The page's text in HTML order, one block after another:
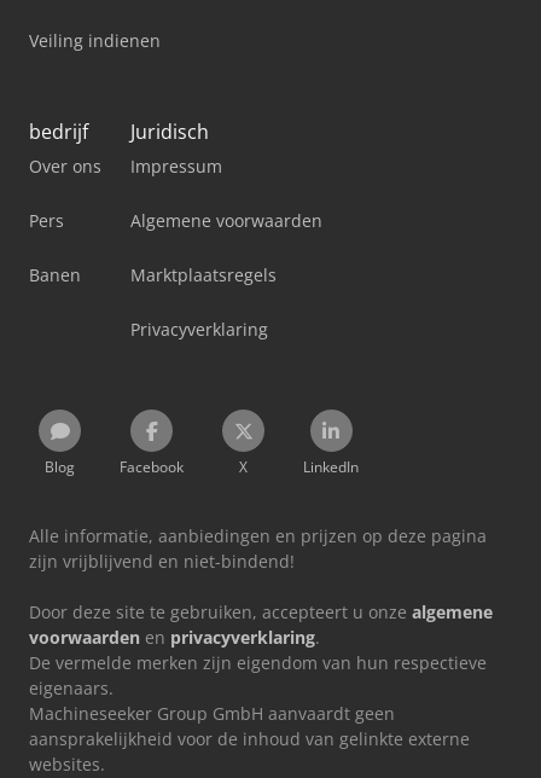
Veiling indienen
bedrijf
Over ons
Pers
Banen
Juridisch
Impressum
Algemene voorwaarden
Marktplaatsregels
Privacyverklaring
Blog Facebook X LinkedIn
Alle informatie, aanbiedingen en prijzen op deze pagina
zijn vrijblijvend en niet-bindend!
Door deze site te gebruiken, accepteert u onze algemene
voorwaarden en privacyverklaring.
De vermelde merken zijn eigendom van hun respectieve
eigenaars.
Machineseeker Group GmbH aanvaardt geen
aansprakelijkheid voor de inhoud van gelinkte externe
websites.